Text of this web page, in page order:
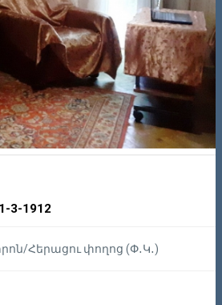
3-1912
Հերացու փողոց (Փ․Կ․)